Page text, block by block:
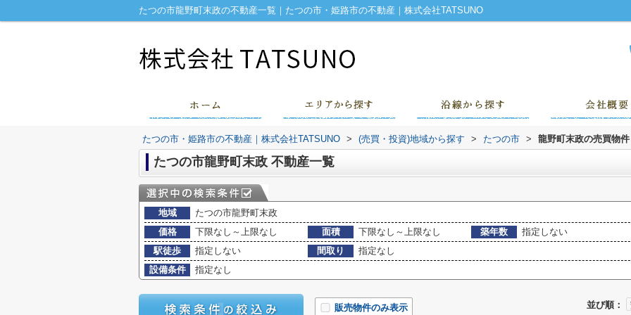
たつの市龍野町末政の不動産一覧｜たつの市・姫路市の不動産｜株式会社TATSUNO
たつの市・姫路市の不動産｜株式会社TATSUNO > (売買・投資)地域から探す > たつの市 > 龍野町末政の売買物件
たつの市龍野町末政 不動産一覧
地域
たつの市龍野町末政
価格
下限なし～上限なし 面積 下限なし～上限なし 築年数
指定しない
駅徒歩
指定しない 間取り
指定なし
設備条件
指定なし
並び順：
販売物件のみ表示